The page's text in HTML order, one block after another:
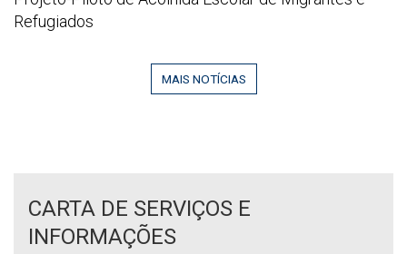
Sindicato
E
DEFESA
tela
Refugiados
MAIS NOTÍCIAS
CARTA DE SERVIÇOS E
INFORMAÇÕES